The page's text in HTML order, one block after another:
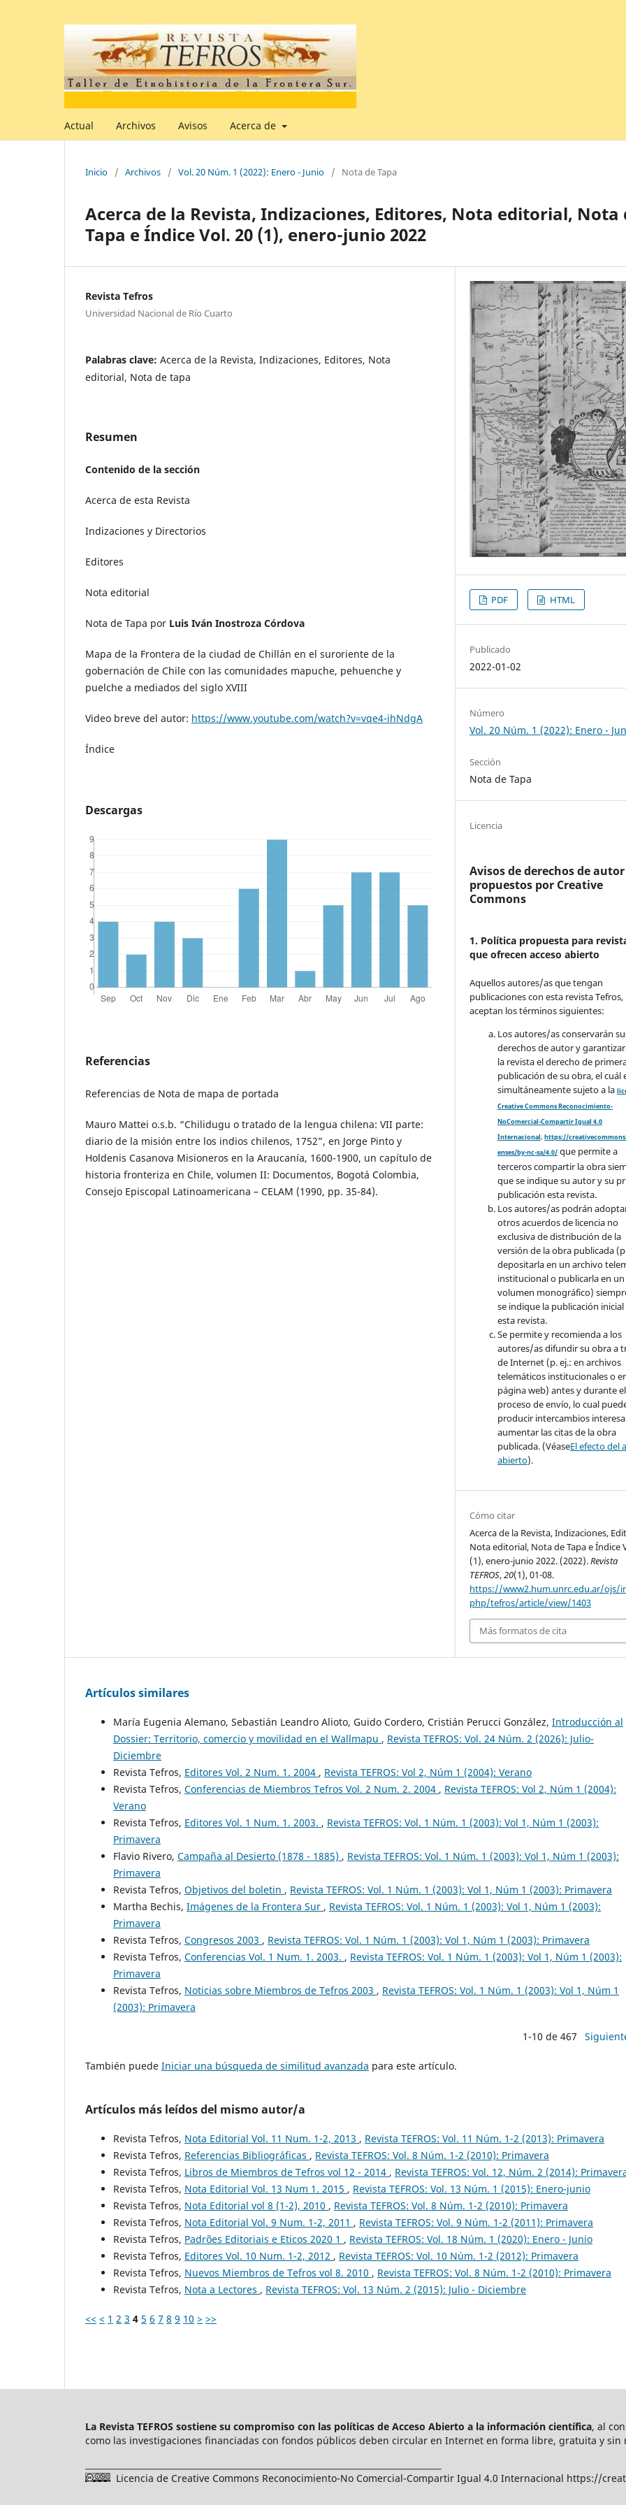
Actual Archivos Avisos Acerca de
Inicio / Archivos / Vol. 20 Núm. 1 (2022): Enero - Junio / Nota de Tapa
Acerca de la Revista, Indizaciones, Editores, Nota editorial, Nota
Tapa e Índice Vol. 20 (1), enero-junio 2022
Revista Tefros
Universidad Nacional de Río Cuarto
Palabras clave: Acerca de la Revista, Indizaciones, Editores, Nota
editorial, Nota de tapa
Resumen
Contenido de la sección
Acerca de esta Revista
Indizaciones y Directorios
Editores
Nota editorial
Nota de Tapa por Luis Iván Inostroza Córdova
Mapa de la Frontera de la ciudad de Chillán en el suroriente de la
gobernación de Chile con las comunidades mapuche, pehuenche y
puelche a mediados del siglo XVIII
Video breve del autor: https://www.youtube.com/watch?v=vqe4-ihNdgA
Índice
Descargas
Referencias
Referencias de Nota de mapa de portada
Mauro Mattei o.s.b. “Chilidugu o tratado de la lengua chilena: VII parte:
diario de la misión entre los indios chilenos, 1752”, en Jorge Pinto y
Holdenis Casanova Misioneros en la Araucanía, 1600-1900, un capítulo de
historia fronteriza en Chile, volumen II: Documentos, Bogotá Colombia,
Consejo Episcopal Latinoamericana – CELAM (1990, pp. 35-84).
PDF HTML
Publicado
2022-01-02
Número
Vol. 20 Núm. 1 (2022): Enero -
Sección
Nota de Tapa
Licencia
Avisos de derechos de autor
propuestos por Creative
Commons
1. Política propuesta para
que ofrecen acceso abierto
Aquellos autores/as que tengan
publicaciones con esta revista Tefros,
aceptan los términos siguientes:
Los autores/as conservarán
derechos de autor y
la revista el derecho de
publicación de su obra, el cuál
simultáneamente sujeto a la
Creative Commons Reconocimiento-
NoComercial-Compartir Igual 4.0
Internacional.https://
enses/by-nc-sa/4.0/ que permite a
terceros compartir la obra
que se indique su autor y su
publicación esta revista.
Los autores/as podrán
otros acuerdos de licencia no
exclusiva de distribución de la
versión de la obra publicada
depositarla en un archivo
institucional o publicarla en un
volumen monográfico)
se indique la publicación inicial
esta revista.
Se permite y recomienda a los
autores/as difundir su obra a
de Internet (p. ej.: en archivos
telemáticos institucionales o
página web) antes y durante el
proceso de envío, lo cual
producir intercambios
aumentar las citas de la obra
publicada. (VéaseEl efecto del
abierto).
Cómo citar
Acerca de la Revista, Indizaciones,
Nota editorial, Nota de Tapa e Índice
(1), enero-junio 2022. (2022).Revista
TEFROS,20(1), 01-08.
https://www2.hum.unrc.edu.ar/ojs/
php/tefros/article/view/1403
Más formatos de cita
Artículos similares
María Eugenia Alemano, Sebastián Leandro Alioto, Guido Cordero, Cristián Perucci González, Introducción al
Dossier: Territorio, comercio y movilidad en el Wallmapu , Revista TEFROS: Vol. 24 Núm. 2 (2026): Julio-
Diciembre
Revista Tefros, Editores Vol. 2 Num. 1. 2004 , Revista TEFROS: Vol 2, Núm 1 (2004): Verano
Revista Tefros, Conferencias de Miembros Tefros Vol. 2 Num. 2. 2004 , Revista TEFROS: Vol 2, Núm 1 (2004):
Verano
Revista Tefros, Editores Vol. 1 Num. 1. 2003. , Revista TEFROS: Vol. 1 Núm. 1 (2003): Vol 1, Núm 1 (2003):
Primavera
Flavio Rivero, Campaña al Desierto (1878 - 1885) , Revista TEFROS: Vol. 1 Núm. 1 (2003): Vol 1, Núm 1 (2003):
Primavera
Revista Tefros, Objetivos del boletin , Revista TEFROS: Vol. 1 Núm. 1 (2003): Vol 1, Núm 1 (2003): Primavera
Martha Bechis, Imágenes de la Frontera Sur , Revista TEFROS: Vol. 1 Núm. 1 (2003): Vol 1, Núm 1 (2003):
Primavera
Revista Tefros, Congresos 2003 , Revista TEFROS: Vol. 1 Núm. 1 (2003): Vol 1, Núm 1 (2003): Primavera
Revista Tefros, Conferencias Vol. 1 Num. 1. 2003. , Revista TEFROS: Vol. 1 Núm. 1 (2003): Vol 1, Núm 1 (2003):
Primavera
Revista Tefros, Noticias sobre Miembros de Tefros 2003 , Revista TEFROS: Vol. 1 Núm. 1 (2003): Vol 1, Núm 1
(2003): Primavera
1-10 de 467
También puede Iniciar una búsqueda de similitud avanzada para este artículo.
Artículos más leídos del mismo autor/a
Revista Tefros, Nota Editorial Vol. 11 Num. 1-2, 2013 , Revista TEFROS: Vol. 11 Núm. 1-2 (2013): Primavera
Revista Tefros, Referencias Bibliográficas , Revista TEFROS: Vol. 8 Núm. 1-2 (2010): Primavera
Revista Tefros, Libros de Miembros de Tefros vol 12 - 2014 , Revista TEFROS: Vol. 12, Núm. 2 (2014):
Revista Tefros, Nota Editorial Vol. 13 Num 1. 2015 , Revista TEFROS: Vol. 13 Núm. 1 (2015): Enero-junio
Revista Tefros, Nota Editorial vol 8 (1-2), 2010 , Revista TEFROS: Vol. 8 Núm. 1-2 (2010): Primavera
Revista Tefros, Nota Editorial Vol. 9 Num. 1-2, 2011 , Revista TEFROS: Vol. 9 Núm. 1-2 (2011): Primavera
Revista Tefros, Padrões Editoriais e Eticos 2020 1 , Revista TEFROS: Vol. 18 Núm. 1 (2020): Enero - Junio
Revista Tefros, Editores Vol. 10 Num. 1-2, 2012 , Revista TEFROS: Vol. 10 Núm. 1-2 (2012): Primavera
Revista Tefros, Nuevos Miembros de Tefros vol 8. 2010 , Revista TEFROS: Vol. 8 Núm. 1-2 (2010): Primavera
Revista Tefros, Nota a Lectores , Revista TEFROS: Vol. 13 Núm. 2 (2015): Julio - Diciembre
<< < 1 2 3 4 5 6 7 8 9 10 > >>
La Revista TEFROS sostiene su compromiso con las políticas de Acceso Abierto a la información científica, al
como las investigaciones financiadas con fondos públicos deben circular en Internet en forma libre, gratuita y sin
Licencia de Creative Commons Reconocimiento-No Comercial-Compartir Igual 4.0 Internacional https://